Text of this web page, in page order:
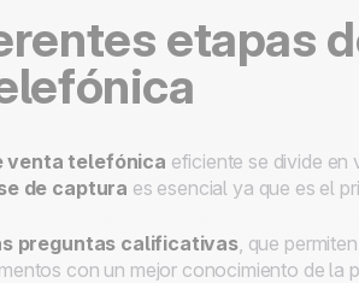
etapas
venta telefónica eficiente se divide en
de captura es esencial ya que es el
preguntas calificativas, que
con un mejor conocimiento de la